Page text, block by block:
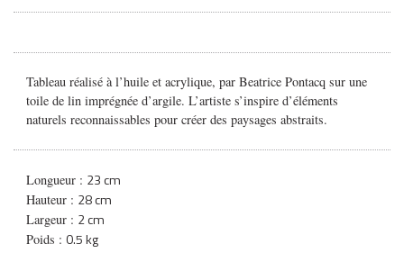
Tableau réalisé à l’huile et acrylique, par Beatrice Pontacq sur une
toile de lin imprégnée d’argile. L’artiste s’inspire d’éléments
naturels reconnaissables pour créer des paysages abstraits.
Longueur : 23 cm
Hauteur : 28 cm
Largeur : 2 cm
Poids :0.5 kg